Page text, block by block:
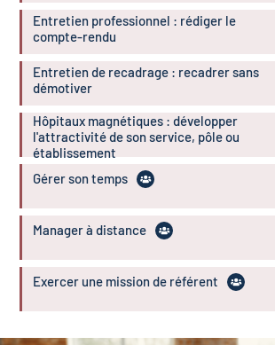
Entretien professionnel : rédiger le
compte-rendu
Entretien de recadrage : recadrer sans
démotiver
Hôpitaux magnétiques : développer
l'attractivité de son service, pôle ou
établissement
Gérer son temps
Manager à distance
Exercer une mission de référent